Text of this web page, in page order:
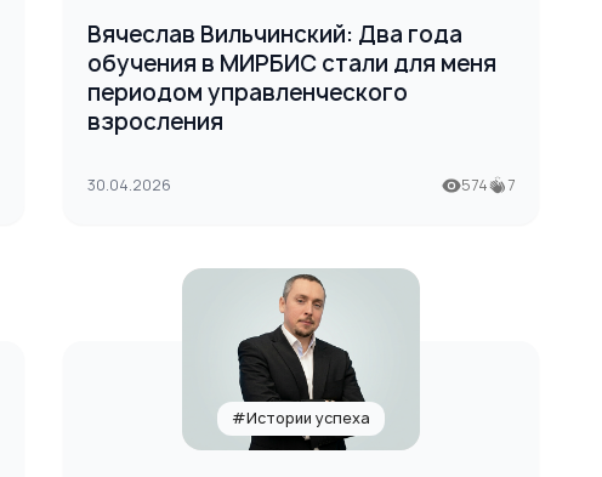
Вячеслав Вильчинский: Два года
обучения в МИРБИС стали для меня
периодом управленческого
взросления
30.04.2026 574 7
#Истории успеха